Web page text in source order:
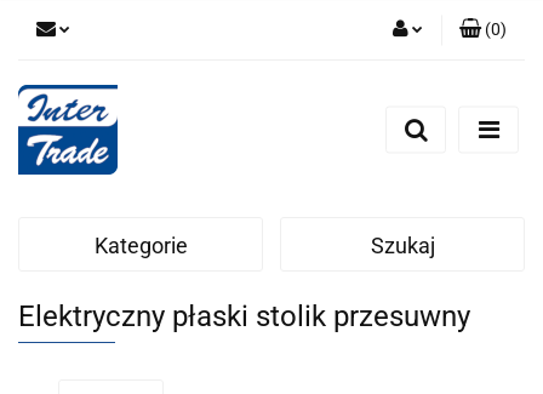
Zarejestruj się
(0)
Kategorie Szukaj
Elektryczny płaski stolik przesuwny